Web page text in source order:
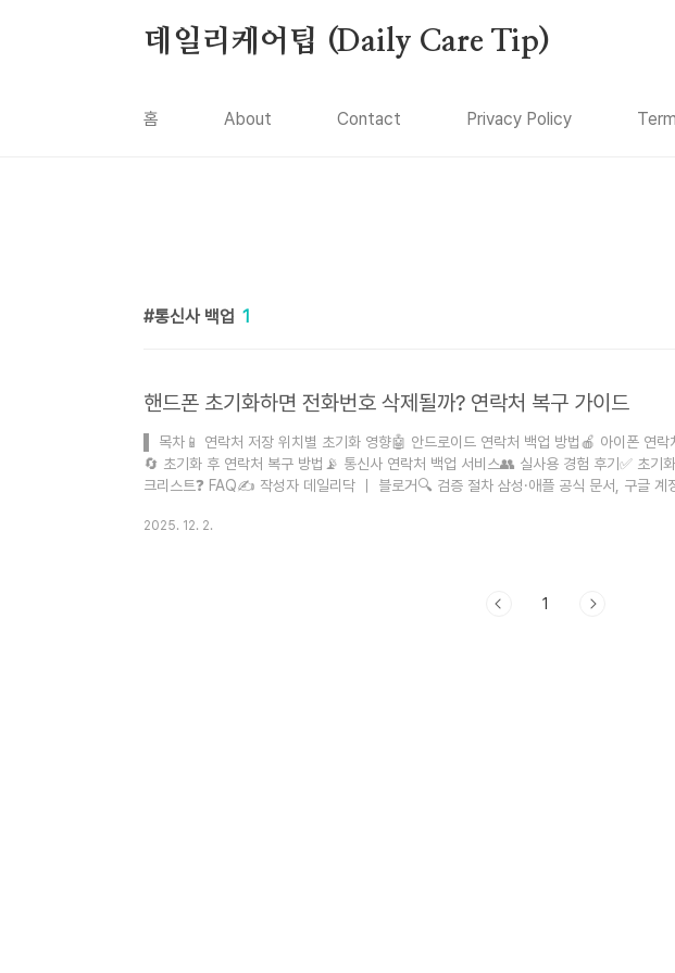
데일리케어팁 (Daily Care Tip)
홈 About Contact Privacy Policy
통신사 백업 1
핸드폰 초기화하면 전화번호 삭제될까? 연락처 복구 가이드
▌ 목차📱 연락처 저장 위치별 초기화 영향🤖 안드로이드 연락처 백업 방법🍎 아이폰 연락
🔄 초기화 후 연락처 복구 방법📡 통신사 연락처 백업 서비스👥 실사용 경험 후기✅ 초기
크리스트❓ FAQ✍️ 작성자 데일리닥 ｜ 블로거🔍 검증 절차 삼성·애플 공식 문서, 구글 계
류 신고 earnspot@naver.com 📚 정보 출처본 글의 정보는 삼성전자 공식 지원 페이지,
2025. 12. 2.
1